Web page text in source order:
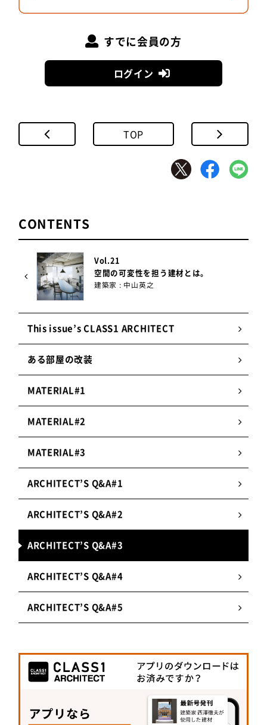
すでに会員の方
ログイン
TOP
CONTENTS
Vol.21
空間の可変性を担う建材とは。
建築家 : 中山英之
This issue’s CLASS1 ARCHITECT
ある部屋の改装
MATERIAL#1
MATERIAL#2
MATERIAL#3
ARCHITECT’S Q&A#1
ARCHITECT’S Q&A#2
ARCHITECT’S Q&A#3
ARCHITECT’S Q&A#4
ARCHITECT’S Q&A#5